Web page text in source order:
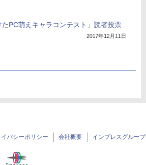
たPC萌えキャラコンテスト」読者投票
2017年12月11日
イバシーポリシー 会社概要 インプレスグループ